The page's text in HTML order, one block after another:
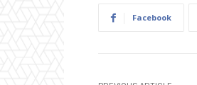
Facebook